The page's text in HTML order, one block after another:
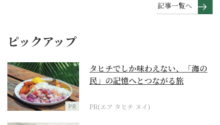
記事一覧へ
ピックアップ
PR
タヒチでしか味わえない、「海の
民」の記憶へとつながる旅
PR(エア タヒチ ヌイ)